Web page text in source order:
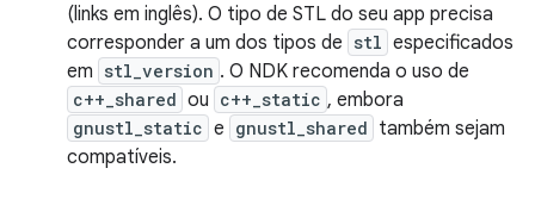
(links em inglês). O tipo de STL do seu app precisa
corresponder a um dos tipos de stl especificados
em stl_version . O NDK recomenda o uso de
c++_shared ou c++_static , embora
gnustl_static e gnustl_shared também sejam
compatíveis.